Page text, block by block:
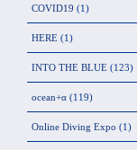
COVID19 (1)
HERE (1)
INTO THE BLUE (123)
ocean+α (119)
Online Diving Expo (1)